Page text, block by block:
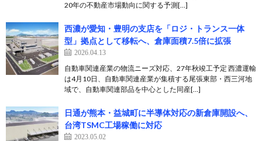
20年の不動産市場動向に関する予測[…]
西濃が愛知・豊明の支店を「ロジ・トランス一体
型」拠点として移転へ、倉庫面積7.5倍に拡張
2026.04.13
自動車関連産業の物流ニーズ対応、27年秋竣工予定 西濃運輸
は4月10日、自動車関連産業が集積する尾張東部・西三河地
域で、自動車関連部品を中心とした同産[…]
日通が熊本・益城町に半導体対応の新倉庫開設へ、
台湾TSMC工場稼働に対応
2023.05.02